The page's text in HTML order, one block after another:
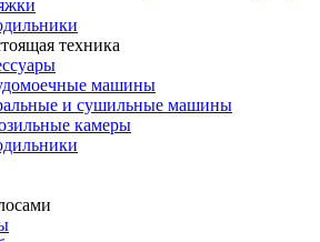
техника
машины
и сушильные машины
камеры